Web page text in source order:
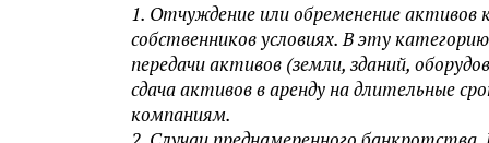
1. Отчуждение или обременение активов
собственников условиях. В эту
передачи активов (земли, зданий,
сдача активов в аренду на длительные
компаниям.